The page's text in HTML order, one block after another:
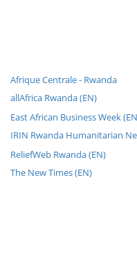
Afrique Centrale - Rwanda
allAfrica Rwanda (EN)
East African Business Week
IRIN Rwanda Humanitarian
ReliefWeb Rwanda (EN)
The New Times (EN)